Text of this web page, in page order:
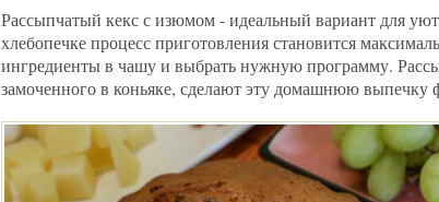
Рассыпчатый кекс с изюмом - идеальный вариант для
хлебопечке процесс приготовления становится
ингредиенты в чашу и выбрать нужную программу.
замоченного в коньяке, сделают эту домашнюю выпечку